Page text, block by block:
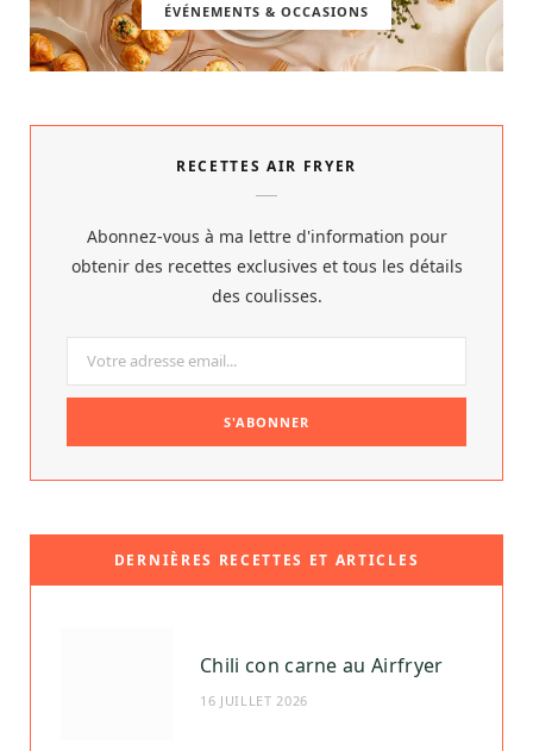
ÉVÉNEMENTS & OCCASIONS
RECETTES AIR FRYER
Abonnez-vous à ma lettre d'information pour
obtenir des recettes exclusives et tous les détails
des coulisses.
DERNIÈRES RECETTES ET ARTICLES
Chili con carne au Airfryer
16 JUILLET 2026